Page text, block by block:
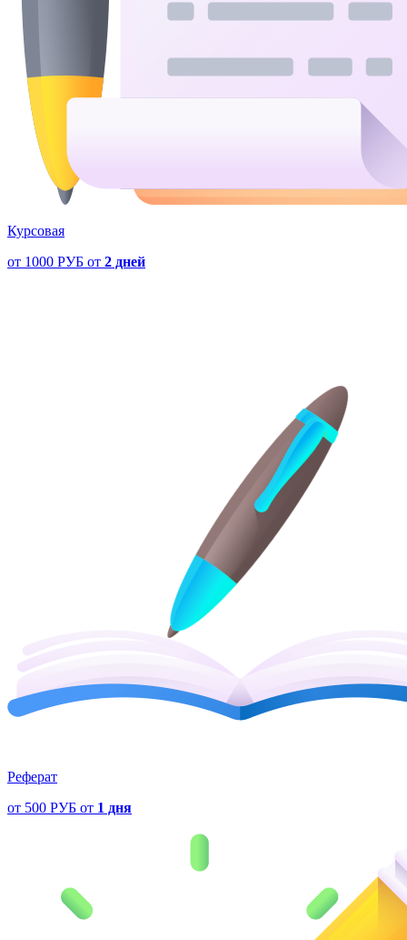
Курсовая
от 1000 РУБ от 2 дней
Реферат
от 500 РУБ от 1 дня